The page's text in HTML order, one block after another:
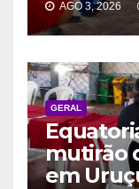
AGO 3, 2026
GERAL
mutirão
em